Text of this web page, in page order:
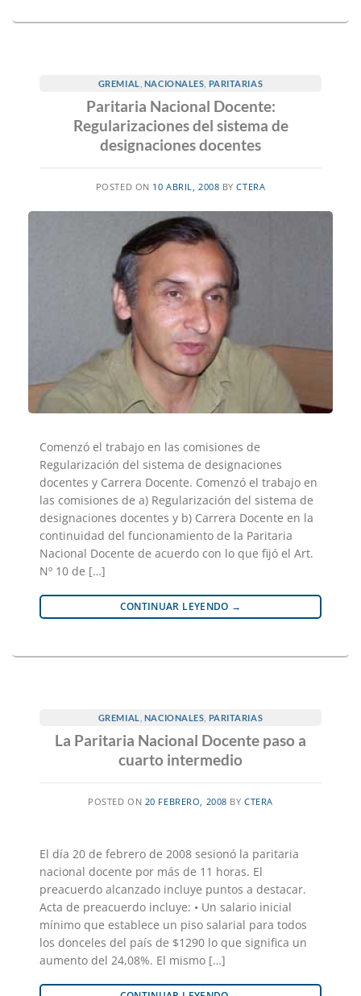
GREMIAL NACIONALES PARITARIAS
Paritaria Nacional Docente:
Regularizaciones del sistema de
designaciones docentes
POSTED ON 10 ABRIL, 2008 BYCTERA
Comenzó el trabajo en las comisiones de
Regularización del sistema de designaciones
docentes y Carrera Docente. Comenzó el trabajo en
las comisiones de a) Regularización del sistema de
designaciones docentes y b) Carrera Docente en la
continuidad del funcionamiento de la Paritaria
Nacional Docente de acuerdo con lo que fijó el Art.
Nº 10 de […]
CONTINUAR LEYENDO →
GREMIAL NACIONALES PARITARIAS
La Paritaria Nacional Docente paso a
cuarto intermedio
POSTED ON 20 FEBRERO, 2008 BY CTERA
El día 20 de febrero de 2008 sesionó la paritaria
nacional docente por más de 11 horas. El
preacuerdo alcanzado incluye puntos a destacar.
Acta de preacuerdo incluye: • Un salario inicial
mínimo que establece un piso salarial para todos
los donceles del país de $1290 lo que significa un
aumento del 24,08%. El mismo […]